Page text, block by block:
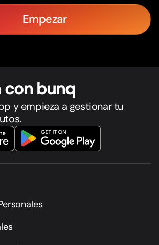
Empezar
con bunq
y empieza a gestionar tu